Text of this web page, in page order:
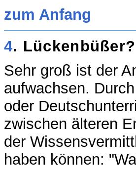
zum Anfang
4. Lückenbüßer?
Sehr groß ist der
aufwachsen.
oder
zwischen älteren
der
haben können: